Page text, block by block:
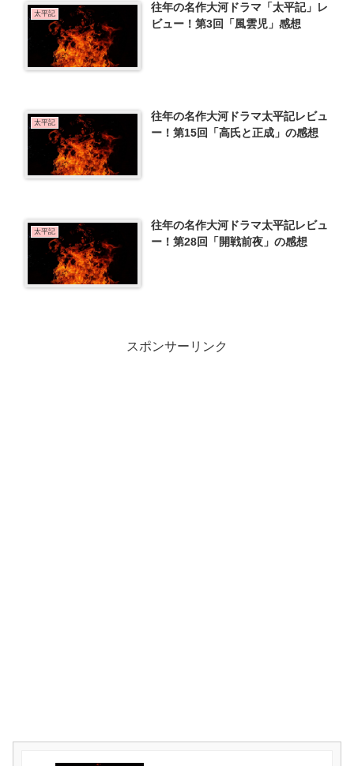
太平記
往年の名作大河ドラマ「太平記」レ
ビュー！第3回「風雲児」感想
太平記
往年の名作大河ドラマ太平記レビュ
ー！第15回「高氏と正成」の感想
太平記
往年の名作大河ドラマ太平記レビュ
ー！第28回「開戦前夜」の感想
スポンサーリンク